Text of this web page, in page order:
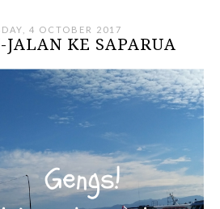
4 OCTOBER 2017
JALAN KE SAPARUA